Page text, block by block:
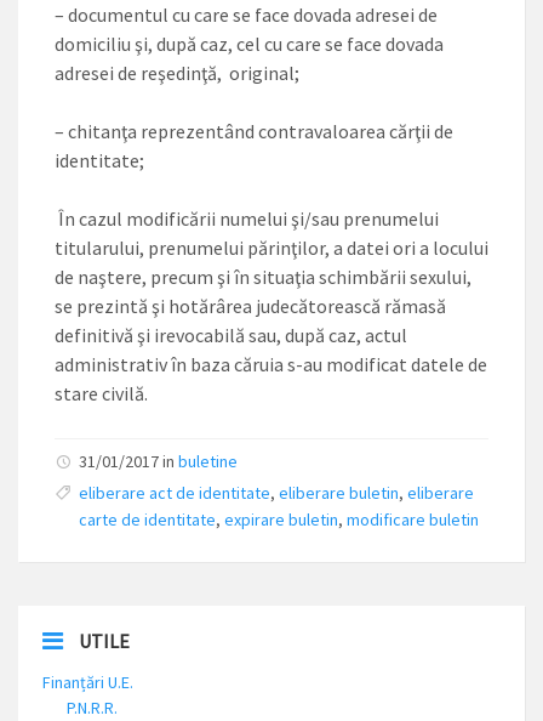
– documentul cu care se face dovada adresei de
domiciliu şi, după caz, cel cu care se face dovada
adresei de reşedinţă, original;
– chitanţa reprezentând contravaloarea cărţii de
identitate;
În cazul modificării numelui şi/sau prenumelui
titularului, prenumelui părinţilor, a datei ori a locului
de naştere, precum şi în situaţia schimbării sexului,
se prezintă şi hotărârea judecătorească rămasă
definitivă şi irevocabilă sau, după caz, actul
administrativ în baza căruia s-au modificat datele de
stare civilă.
31/01/2017 in buletine
eliberare act de identitate, eliberare buletin, eliberare
carte de identitate, expirare buletin, modificare buletin
UTILE
Finanțări U.E.
P.N.R.R.